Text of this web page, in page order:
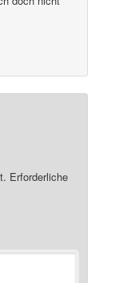
Erforderliche